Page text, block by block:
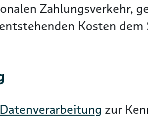
Zahlungsverkehr,
Kosten
zur